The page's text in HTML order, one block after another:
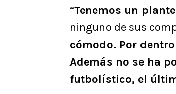
“Tenemos un
ninguno de sus
cómodo. Por
Además no se ha
futbolístico, el